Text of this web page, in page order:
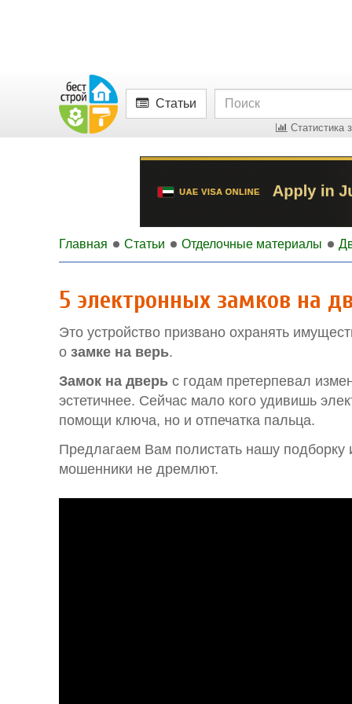
Статьи
Статистика
Главная Статьи Отделочные материалы
5 электронных замков на
Это устройство призвано охранять
о замке на верь.
Замок на дверь с годам претерпевал
эстетичнее. Сейчас мало кого удивишь
помощи ключа, но и отпечатка пальца.
Предлагаем Вам полистать нашу
мошенники не дремлют.